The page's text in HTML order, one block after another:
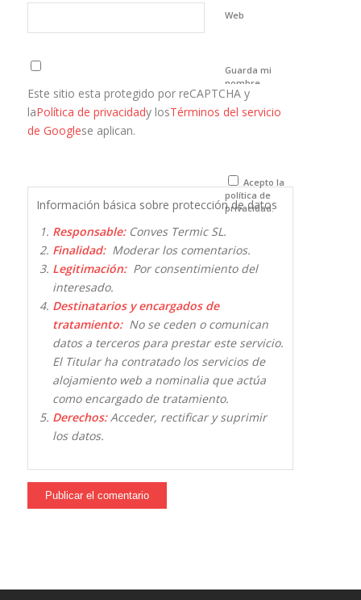
Web
Guarda mi
nombre,
correo
electrónico y
que comente.
Este sitio esta protegido por reCAPTCHA y
laPolítica de privacidady losTérminos del servicio
de Googlese aplican.
Acepto la
política de
privacidad.
Información básica sobre protección de datos
Responsable:Conves Termic SL.
Finalidad:Moderar los comentarios.
Legitimación:Por consentimiento del
interesado.
Destinatarios y encargados de
tratamiento:No se ceden o comunican
datos a terceros para prestar este servicio.
El Titular ha contratado los servicios de
alojamiento web a nominalia que actúa
como encargado de tratamiento.
Derechos:Acceder, rectificar y suprimir
los datos.